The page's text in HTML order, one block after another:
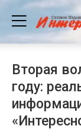
Вторая
году: